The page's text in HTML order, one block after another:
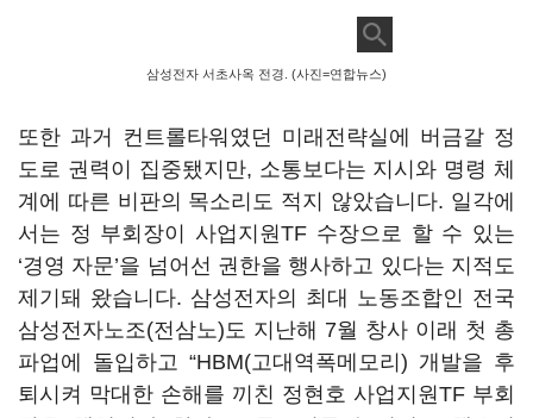
삼성전자 서초사옥 전경. (사진=연합뉴스)
또한 과거 컨트롤타워였던 미래전략실에 버금갈 정
도로 권력이 집중됐지만, 소통보다는 지시와 명령 체
계에 따른 비판의 목소리도 적지 않았습니다. 일각에
서는 정 부회장이 사업지원TF 수장으로 할 수 있는
‘경영 자문’을 넘어선 권한을 행사하고 있다는 지적도
제기돼 왔습니다. 삼성전자의 최대 노동조합인 전국
삼성전자노조(전삼노)도 지난해 7월 창사 이래 첫 총
파업에 돌입하고 “HBM(고대역폭메모리 ) 개발을 후
퇴시켜 막대한 손해를 끼친 정현호 사업지원TF 부회